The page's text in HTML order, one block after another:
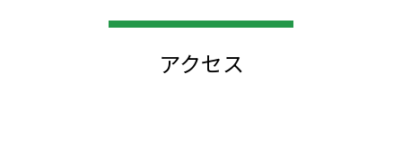
アクセス